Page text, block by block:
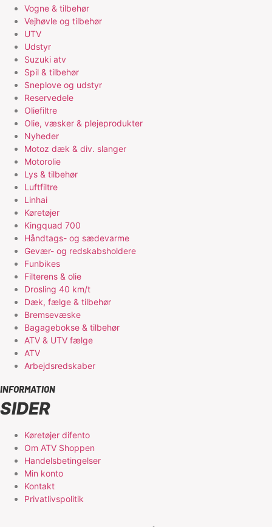
Vogne & tilbehør
Vejhøvle og tilbehør
UTV
Udstyr
Suzuki atv
Spil & tilbehør
Sneplove og udstyr
Reservedele
Oliefiltre
Olie, væsker & plejeprodukter
Nyheder
Motoz dæk & div. slanger
Motorolie
Lys & tilbehør
Luftfiltre
Linhai
Køretøjer
Kingquad 700
Håndtags- og sædevarme
Gevær- og redskabsholdere
Funbikes
Filterens & olie
Drosling 40 km/t
Dæk, fælge & tilbehør
Bremsevæske
Bagagebokse & tilbehør
ATV & UTV fælge
ATV
Arbejdsredskaber
INFORMATION
SIDER
Køretøjer difento
Om ATV Shoppen
Handelsbetingelser
Min konto
Kontakt
Privatlivspolitik